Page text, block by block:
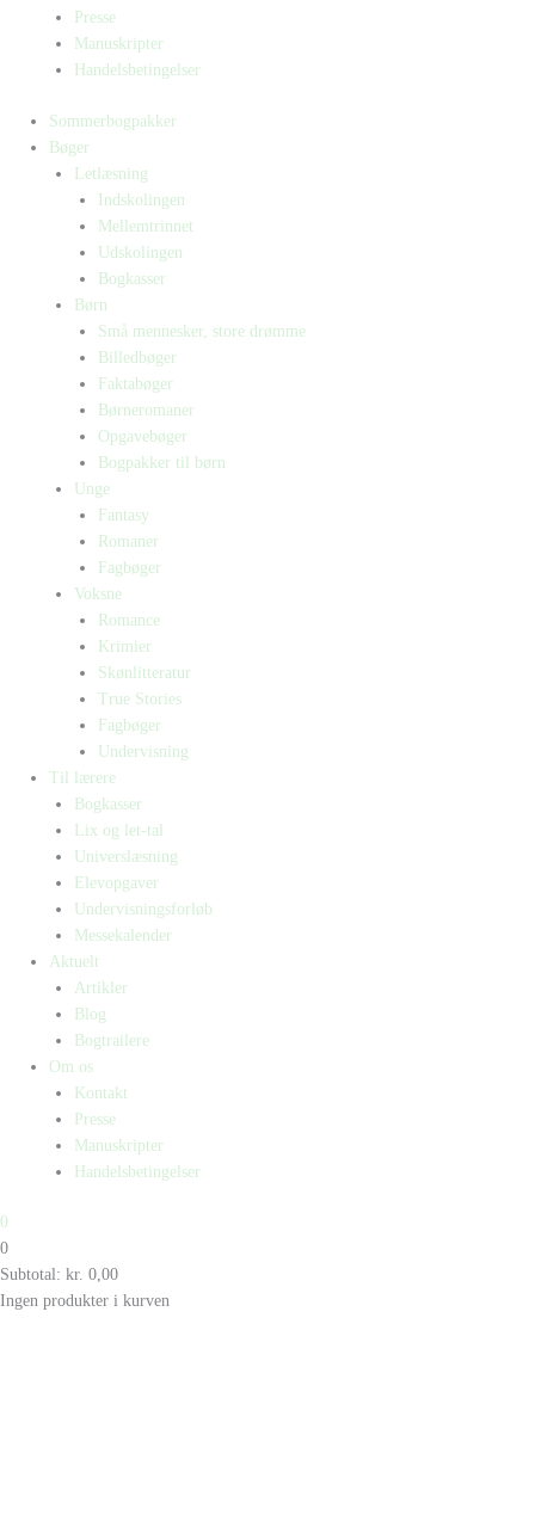
Presse
Manuskripter
Handelsbetingelser
Sommerbogpakker
Bøger
Letlæsning
Indskolingen
Mellemtrinnet
Udskolingen
Bogkasser
Børn
Små mennesker, store drømme
Billedbøger
Faktabøger
Børneromaner
Opgavebøger
Bogpakker til børn
Unge
Fantasy
Romaner
Fagbøger
Voksne
Romance
Krimier
Skønlitteratur
True Stories
Fagbøger
Undervisning
Til lærere
Bogkasser
Lix og let-tal
Universlæsning
Elevopgaver
Undervisningsforløb
Messekalender
Aktuelt
Artikler
Blog
Bogtrailere
Om os
Kontakt
Presse
Manuskripter
Handelsbetingelser
0
0
Subtotal: kr. 0,00
Ingen produkter i kurven